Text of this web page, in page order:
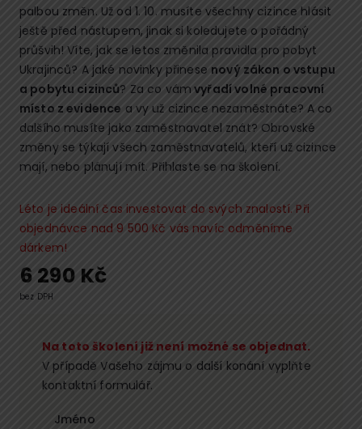
palbou změn. Už od 1. 10. musíte všechny cizince hlásit
ještě před nástupem, jinak si koledujete o pořádný
průšvih! Víte, jak se letos změnila pravidla pro pobyt
Ukrajinců? A jaké novinky přinese nový zákon o vstupu
a pobytu cizinců? Za co vám vyřadí volné pracovní
místo z evidence a vy už cizince nezaměstnáte? A co
dalšího musíte jako zaměstnavatel znát? Obrovské
změny se týkají všech zaměstnavatelů, kteří už cizince
mají, nebo plánují mít. Přihlaste se na školení.
Léto je ideální čas investovat do svých znalostí. Při
objednávce nad 9 500 Kč vás navíc odměníme
dárkem!
6 290 Kč
bez DPH
Na toto školení již není možné se objednat.
V případě Vašeho zájmu o další konání vyplňte
kontaktní formulář.
Jméno